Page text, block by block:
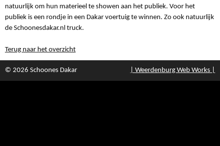
natuurlijk om hun materieel te showen aan het publiek. Voor het
publiek is een rondje in een Dakar voertuig te winnen. Zo ook natuurlijk
de Schoonesdakar.nl truck.
Terug naar het overzicht
© 2026 Schoones Dakar | Weerdenburg Web Works |